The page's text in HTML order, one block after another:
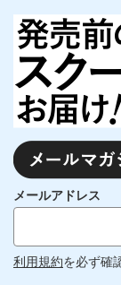
メールアドレス
利用規約を必ず確